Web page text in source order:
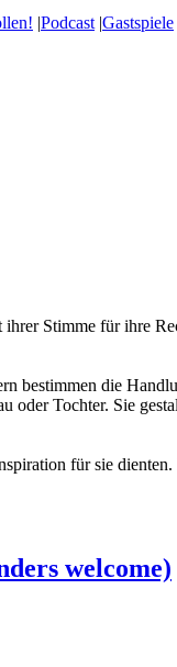
|Podcast |Gastspiele
Stimme für ihre
bestimmen die
oder Tochter. Sie
für sie
welcome)